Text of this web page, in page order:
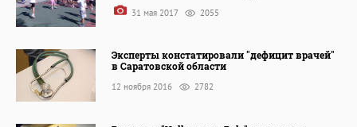
31 мая 2017 2055
Эксперты констатировали "дефицит врачей"
в Саратовской области
12 ноября 2016 2782